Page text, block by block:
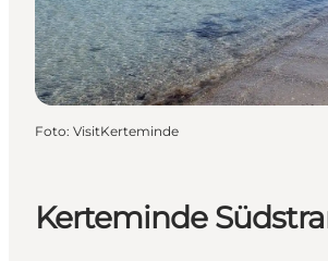
Veranstaltungen
Kerteminde
Foto: VisitKerteminde